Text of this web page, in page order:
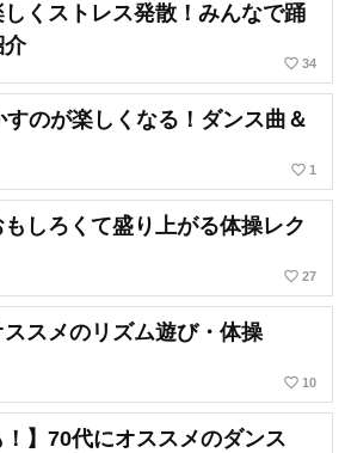
しくストレス発散！みんなで踊
介
favorite_border 34
すのが楽しくなる！ダンス曲＆
favorite_border 1
もしろくて盛り上がる体操レク
favorite_border 27
ススメのリズム遊び・体操
favorite_border 10
！】70代にオススメのダンス